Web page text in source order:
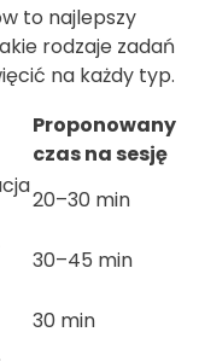
to najlepszy
rodzaje zadań
na każdy typ.
Proponowany
czas na sesję
20–30 min
30–45 min
30 min